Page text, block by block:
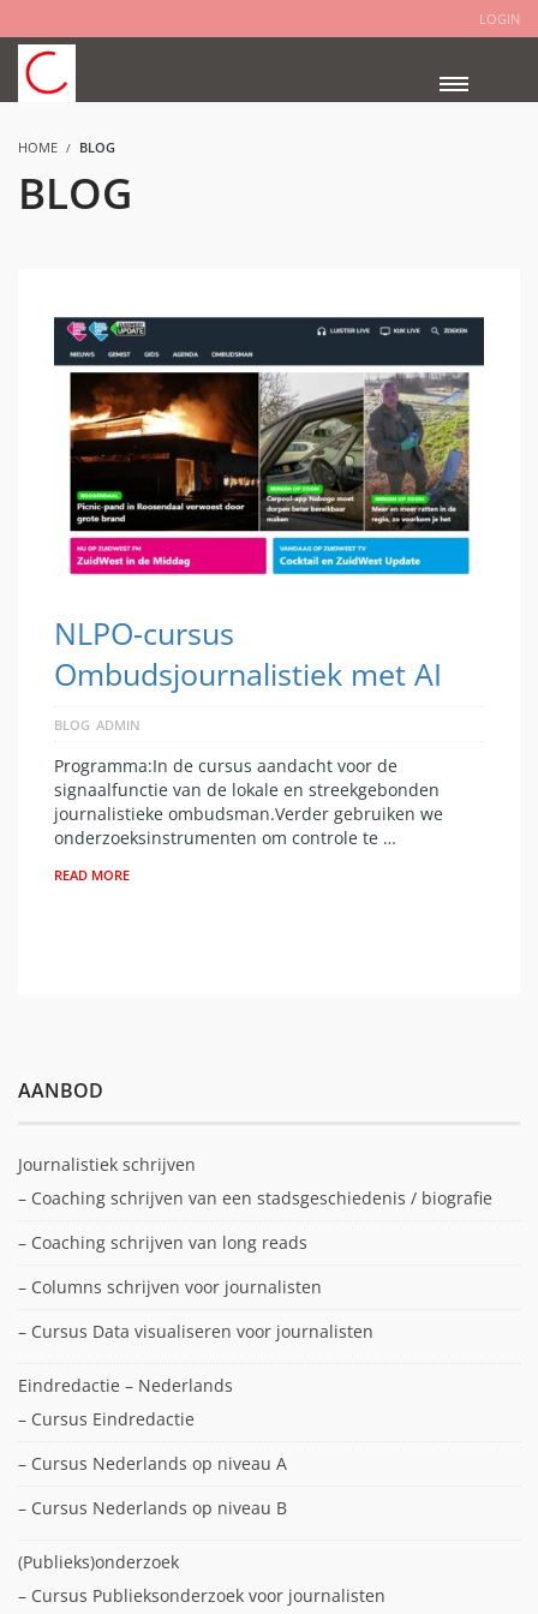
LOGIN
HOME BLOG
BLOG
NLPO-cursus
Ombudsjournalistiek met AI
BLOG ADMIN
Programma:In de cursus aandacht voor de
signaalfunctie van de lokale en streekgebonden
journalistieke ombudsman.Verder gebruiken we
onderzoeksinstrumenten om controle te …
READ MORE
AANBOD
Journalistiek schrijven
– Coaching schrijven van een stadsgeschiedenis / biografie
– Coaching schrijven van long reads
– Columns schrijven voor journalisten
– Cursus Data visualiseren voor journalisten
Eindredactie – Nederlands
– Cursus Eindredactie
– Cursus Nederlands op niveau A
– Cursus Nederlands op niveau B
(Publieks)onderzoek
– Cursus Publieksonderzoek voor journalisten